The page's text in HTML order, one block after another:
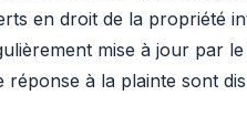
en droit de la propriété
mise à jour par le
à la plainte sont